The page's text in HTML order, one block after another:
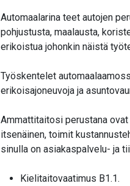
Automaalarina teet autojen
pohjustusta, maalausta,
erikoistua johonkin näistä
Työskentelet
erikoisajoneuvoja ja
Ammattitaitosi perustana
itsenäinen, toimit
sinulla on asiakaspalvelu- ja
Kielitaitovaatimus B1.1.